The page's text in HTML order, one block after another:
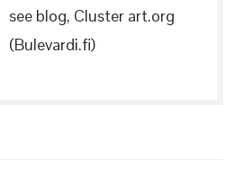
see blog, Cluster art.org
(Bulevardi.fi)